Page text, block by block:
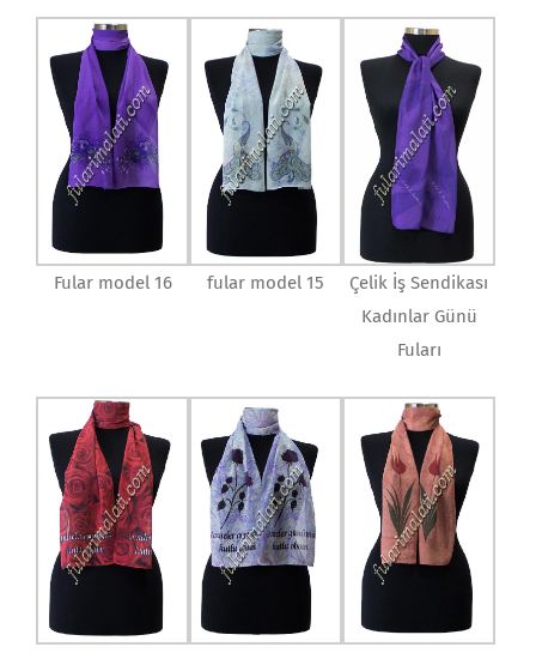
Fular model 16 fular model 15
Çelik İş Sendikası
Kadınlar Günü
Fuları